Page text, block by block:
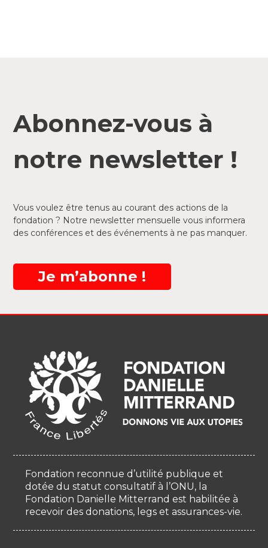
Abonnez-vous à
notre newsletter !
Vous voulez être tenus au courant des actions de la
fondation ? Notre newsletter mensuelle vous informera
des conférences et des événements à ne pas manquer.
Je m’abonne !
Fondation reconnue d’utilité publique et
dotée du statut consultatif à l’ONU, la
Fondation Danielle Mitterrand est habilitée à
recevoir des donations, legs et assurances-vie.